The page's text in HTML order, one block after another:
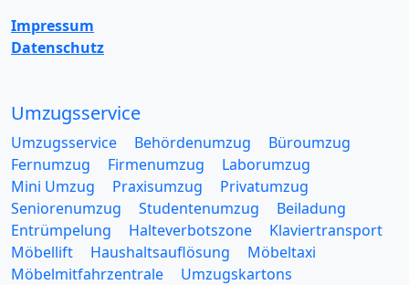
Impressum
Datenschutz
Umzugsservice
Umzugsservice Behördenumzug
Büroumzug
Fernumzug
Firmenumzug
Laborumzug
Mini Umzug
Praxisumzug
Privatumzug
Seniorenumzug
Studentenumzug
Beiladung
Entrümpelung
Halteverbotszone
Klaviertransport
Möbellift
Haushaltsauflösung
Möbeltaxi
Möbelmitfahrzentrale
Umzugskartons